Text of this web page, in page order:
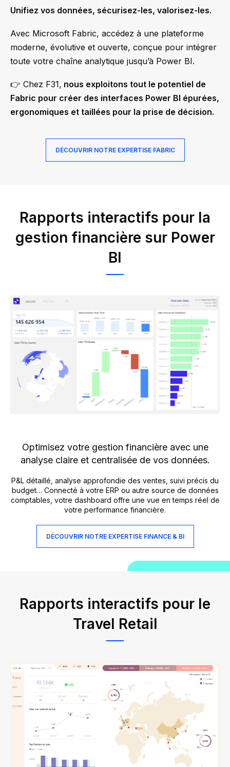
Unifiez vos données, sécurisez-les, valorisez-les.
Avec Microsoft Fabric, accédez à une plateforme
moderne, évolutive et ouverte, conçue pour intégrer
toute votre chaîne analytique jusqu’à Power BI.
👉 Chez F31, nous exploitons tout le potentiel de
Fabric pour créer des interfaces Power BI épurées,
ergonomiques et taillées pour la prise de décision.
DÉCOUVRIR NOTRE EXPERTISE FABRIC
Rapports interactifs pour la
gestion financière sur Power
BI
Optimisez votre gestion financière avec une
analyse claire et centralisée de vos données.
P&L détaillé, analyse approfondie des ventes, suivi précis du
budget… Connecté à votre ERP ou autre source de données
comptables, votre dashboard offre une vue en temps réel de
votre performance financière.
DÉCOUVRIR NOTRE EXPERTISE FINANCE & BI
Rapports interactifs pour le
Travel Retail